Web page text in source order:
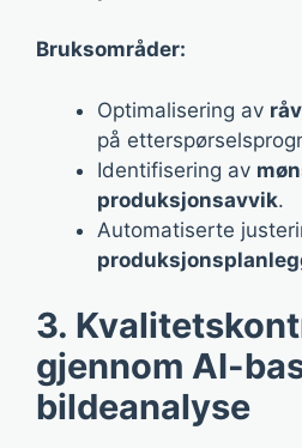
Bruksområder:
Optimalisering av
på
Identifisering av
produksjonsavvik.
Automatiserte
3.
gjennom AI-
bildeanalyse